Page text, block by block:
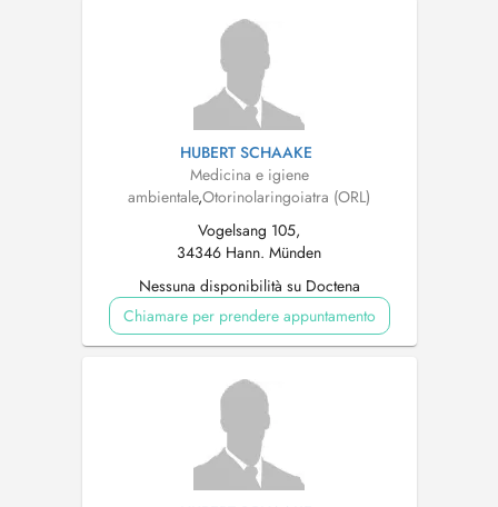
HUBERT SCHAAKE
Medicina e igiene
ambientale,Otorinolaringoiatra (ORL)
Vogelsang 105,
34346 Hann. Münden
Nessuna disponibilità su Doctena
Chiamare per prendere appuntamento